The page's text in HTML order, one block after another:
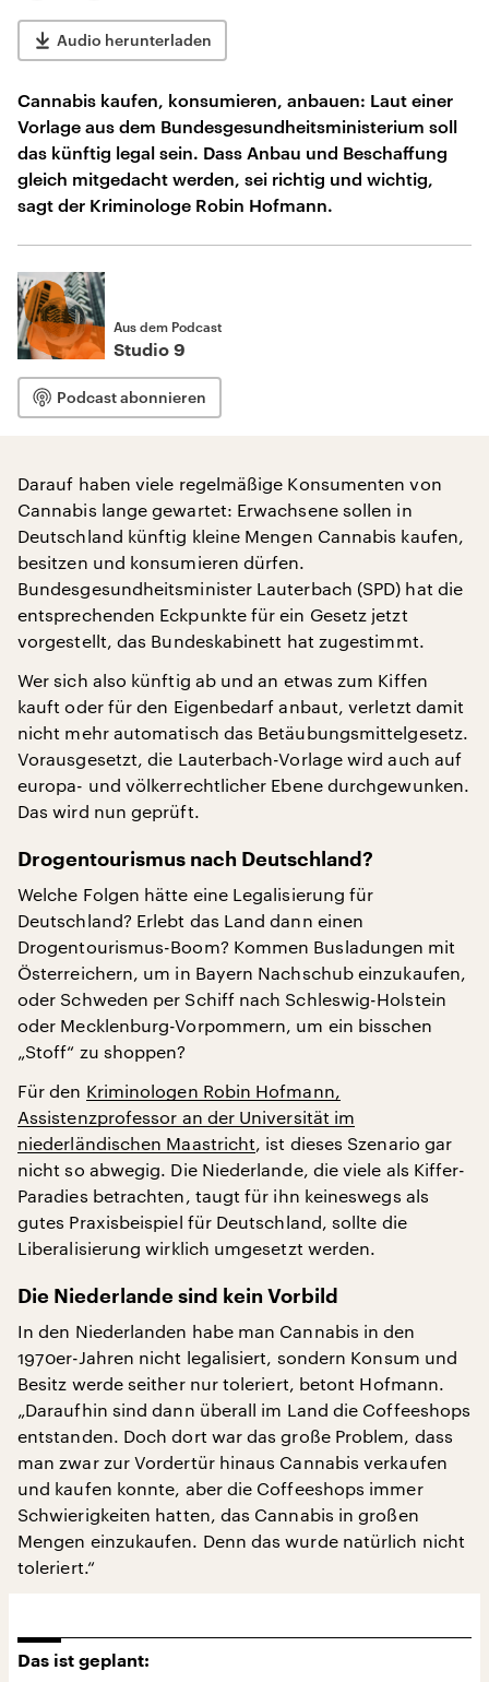
Audio herunterladen
Cannabis kaufen, konsumieren, anbauen: Laut einer
Vorlage aus dem Bundesgesundheitsministerium soll
das künftig legal sein. Dass Anbau und Beschaffung
gleich mitgedacht werden, sei richtig und wichtig,
sagt der Kriminologe Robin Hofmann.
Aus dem Podcast
Studio 9
Podcast abonnieren
Darauf haben viele regelmäßige Konsumenten von
Cannabis lange gewartet: Erwachsene sollen in
Deutschland künftig kleine Mengen Cannabis kaufen,
besitzen und konsumieren dürfen.
Bundesgesundheitsminister Lauterbach (SPD) hat die
entsprechenden Eckpunkte für ein Gesetz jetzt
vorgestellt, das Bundeskabinett hat zugestimmt.
Wer sich also künftig ab und an etwas zum Kiffen
kauft oder für den Eigenbedarf anbaut, verletzt damit
nicht mehr automatisch das Betäubungsmittelgesetz.
Vorausgesetzt, die Lauterbach-Vorlage wird auch auf
europa- und völkerrechtlicher Ebene durchgewunken.
Das wird nun geprüft.
Drogentourismus nach Deutschland?
Welche Folgen hätte eine Legalisierung für
Deutschland? Erlebt das Land dann einen
Drogentourismus-Boom? Kommen Busladungen mit
Österreichern, um in Bayern Nachschub einzukaufen,
oder Schweden per Schiff nach Schleswig-Holstein
oder Mecklenburg-Vorpommern, um ein bisschen
„Stoff“ zu shoppen?
Für den Kriminologen Robin Hofmann,
Assistenzprofessor an der Universität im
niederländischen Maastricht, ist dieses Szenario gar
nicht so abwegig. Die Niederlande, die viele als Kiffer-
Paradies betrachten, taugt für ihn keineswegs als
gutes Praxisbeispiel für Deutschland, sollte die
Liberalisierung wirklich umgesetzt werden.
Die Niederlande sind kein Vorbild
In den Niederlanden habe man Cannabis in den
1970er-Jahren nicht legalisiert, sondern Konsum und
Besitz werde seither nur toleriert, betont Hofmann.
„Daraufhin sind dann überall im Land die Coffeeshops
entstanden. Doch dort war das große Problem, dass
man zwar zur Vordertür hinaus Cannabis verkaufen
und kaufen konnte, aber die Coffeeshops immer
Schwierigkeiten hatten, das Cannabis in großen
Mengen einzukaufen. Denn das wurde natürlich nicht
toleriert.“
Das ist geplant: